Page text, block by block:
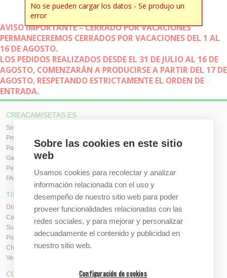
Sobre las cookies en este sitio
web
Usamos cookies para recolectar y analizar
información relacionada con el uso y
desempeño de nuestro sitio web para poder
proveer funcionalidades relacionadas con las
redes sociales, y para mejorar y personalizar
adecuadamente el contenido y publicidad en
nuestro sitio web.
Configuración de cookies
AVISO IMPORTANTE – CERRADO POR VACACIONES
PERMANECEREMOS CERRADOS POR VACACIONES DEL 1 AL
16 DE AGOSTO.
LOS PEDIDOS REALIZADOS DESDE EL 31 DE JULIO AL 16 DE
AGOSTO, COMENZARÁN A PRODUCIRSE A PARTIR DEL 17 DE
AGOSTO, RESPETANDO ESTRICTAMENTE EL ORDEN DE
ENTRADA.
CREACAMISETAS.ES
Sobre nosotros
Proceso de compra
Pagos, envíos y producción
Garantías y devoluciones
Pedidos al por mayor
FAQ / Ayuda
TIENDA ONLINE
Diseña en línea ahora
Camisetas personalizadas
Sudaderas personalizadas
Polos personalizados
Chaquetas Softshell
Ver todas las categorías
CONTACTO
No se pueden cargar los datos - Se produjo un
error